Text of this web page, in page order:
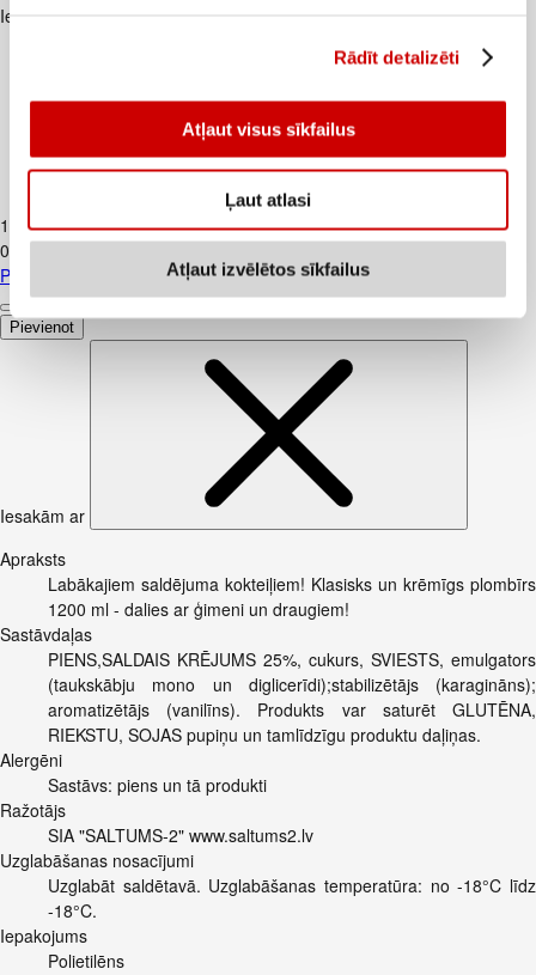
Rādīt detalizēti
Atļaut visus sīkfailus
Ļaut atlasi
Atļaut izvēlētos sīkfailus
Iesakām ar
Piens TERE 2,5% 1,5L
1
37€
0,91€/l
Piens TERE 2,5% 1,5L
Pievienot
Iesakām ar
Apraksts
Labākajiem saldējuma kokteiļiem! Klasisks un krēmīgs plombīrs
1200 ml - dalies ar ģimeni un draugiem!
Sastāvdaļas
PIENS,SALDAIS KRĒJUMS 25%, cukurs, SVIESTS, emulgators
(taukskābju mono un diglicerīdi);stabilizētājs (karagināns);
aromatizētājs (vanilīns). Produkts var saturēt GLUTĒNA,
RIEKSTU, SOJAS pupiņu un tamlīdzīgu produktu daļiņas.
Alergēni
Sastāvs: piens un tā produkti
Ražotājs
SIA "SALTUMS-2" www.saltums2.lv
Uzglabāšanas nosacījumi
Uzglabāt saldētavā. Uzglabāšanas temperatūra: no -18°C līdz
-18°C.
Iepakojums
Polietilēns